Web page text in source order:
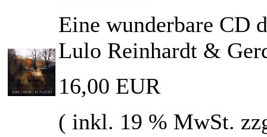
Eine wunderbare CD
Lulo Reinhardt &
16,00 EUR
( inkl. 19 % MwSt.